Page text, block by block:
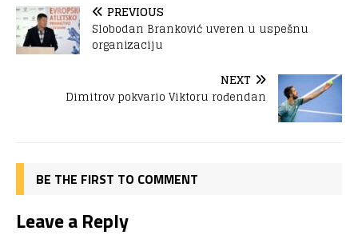
PREVIOUS
Slobodan Branković uveren u uspešnu
organizaciju
NEXT
Dimitrov pokvario Viktoru rođendan
BE THE FIRST TO COMMENT
Leave a Reply